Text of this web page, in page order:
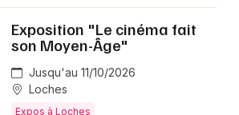
Exposition "Le cinéma fait
son Moyen-Âge"
Jusqu'au 11/10/2026
Loches
Expos à Loches